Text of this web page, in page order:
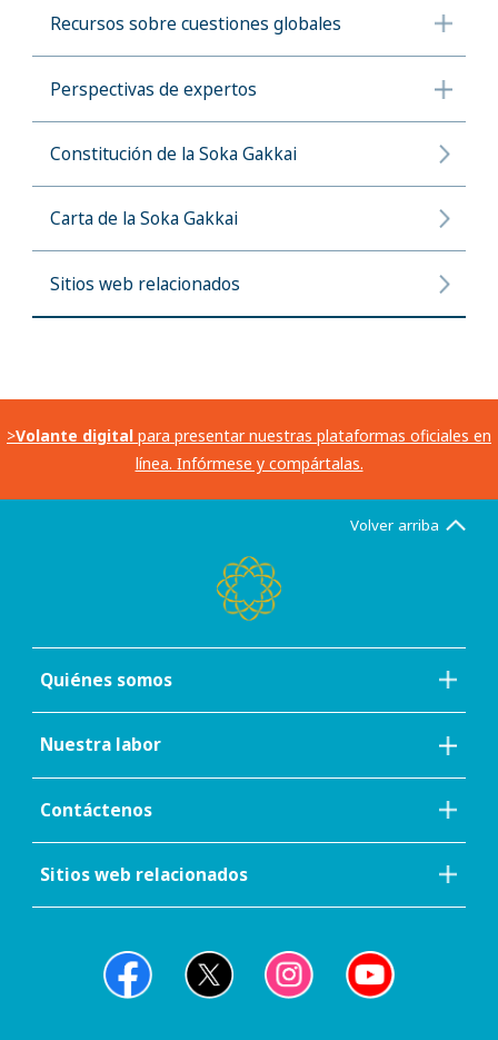
Recursos sobre cuestiones globales
Perspectivas de expertos
Constitución de la Soka Gakkai
Carta de la Soka Gakkai
Sitios web relacionados
>Volante digital para presentar nuestras plataformas oficiales en
línea. Infórmese y compártalas.
Volver arriba
Quiénes somos
Nuestra labor
Contáctenos
Sitios web relacionados